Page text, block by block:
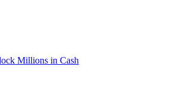
Millions in Cash